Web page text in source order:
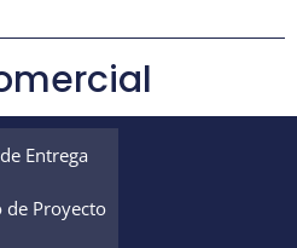
Entrega
de Proyecto